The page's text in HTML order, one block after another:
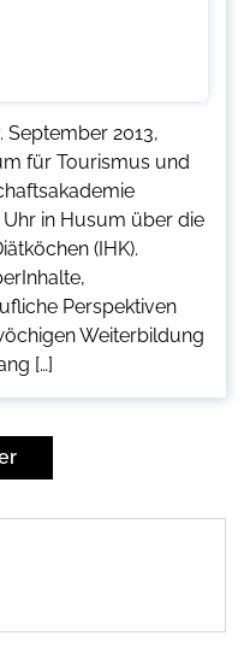
September 2013,
für Tourismus und
in Husum über die
(IHK).
Perspektiven
Weiterbildung
[…]